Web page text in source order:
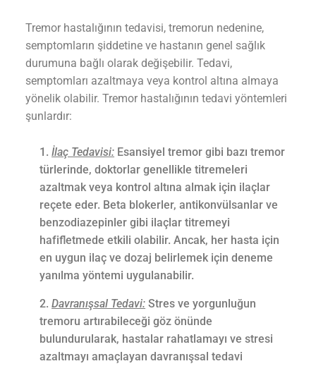
Tremor hastalığının tedavisi, tremorun nedenine,
semptomların şiddetine ve hastanın genel sağlık
durumuna bağlı olarak değişebilir. Tedavi,
semptomları azaltmaya veya kontrol altına almaya
yönelik olabilir. Tremor hastalığının tedavi yöntemleri
şunlardır:
İlaç Tedavisi: Esansiyel tremor gibi bazı tremor
türlerinde, doktorlar genellikle titremeleri
azaltmak veya kontrol altına almak için ilaçlar
reçete eder. Beta blokerler, antikonvülsanlar ve
benzodiazepinler gibi ilaçlar titremeyi
hafifletmede etkili olabilir. Ancak, her hasta için
en uygun ilaç ve dozaj belirlemek için deneme
yanılma yöntemi uygulanabilir.
Davranışsal Tedavi: Stres ve yorgunluğun
tremoru artırabileceği göz önünde
bulundurularak, hastalar rahatlamayı ve stresi
azaltmayı amaçlayan davranışsal tedavi